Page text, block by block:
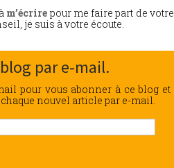
m’écrire pour me faire part de votre
je suis à votre écoute.
par e-mail.
pour vous abonner à ce blog et
nouvel article par e-mail.